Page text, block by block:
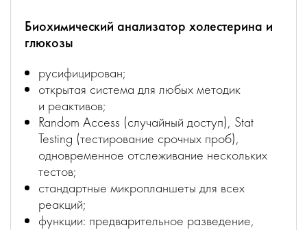
Биохимический анализатор холестерина и
глюкозы
русифицирован;
открытая система для любых методик
и реактивов;
Random Access (случайный доступ), Stat
Testing (тестирование срочных проб),
одновременное отслеживание нескольких
тестов;
стандартные микропланшеты для всех
реакций;
функции: предварительное разведение,